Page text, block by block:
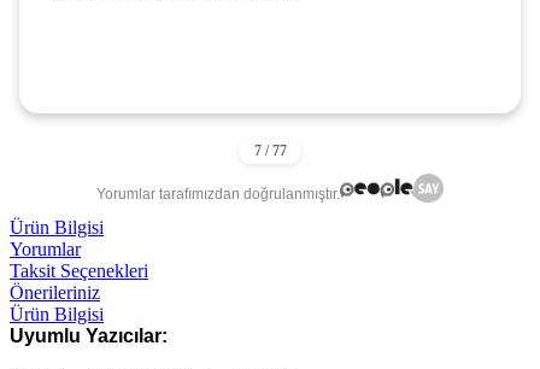
Yorumlar tarafımızdan doğrulanmıştır.
Ürün Bilgisi
Yorumlar
Taksit Seçenekleri
Önerileriniz
Ürün Bilgisi
Uyumlu Yazıcılar: